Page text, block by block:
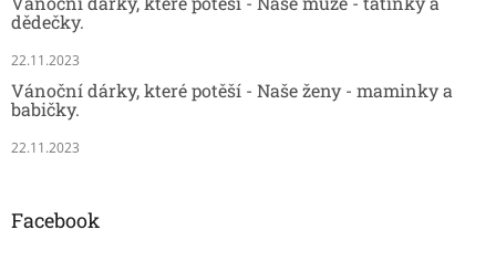
dědečky.
22.11.2023
Vánoční dárky, které potěší - Naše ženy - maminky a
babičky.
22.11.2023
Facebook